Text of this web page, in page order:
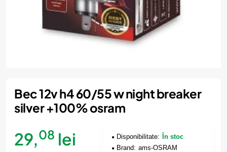
Bec 12v h4 60/55 w night breaker
silver +100% osram
29,08 lei Disponibilitate:
În stoc
Brand: ams-OSRAM